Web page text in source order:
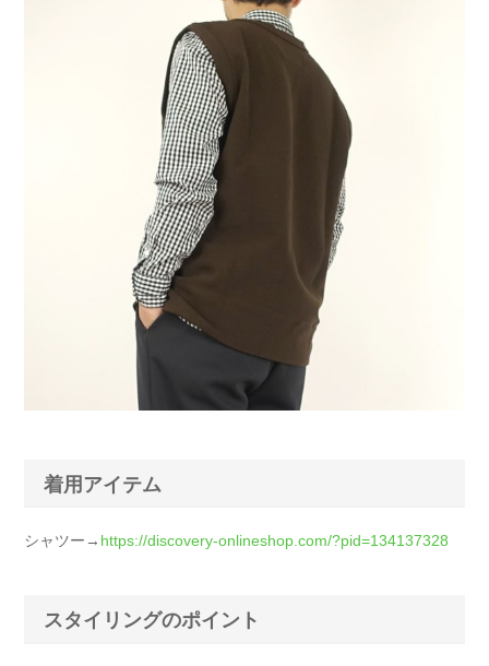
着用アイテム
シャツー→ https://discovery-onlineshop.com/?pid=134137328
スタイリングのポイント